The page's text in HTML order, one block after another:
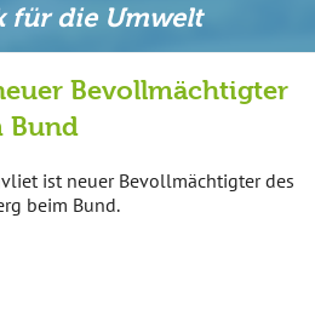
für die Umwelt
Bevollmächtigter
Bund
ist neuer Bevollmächtigter des
beim Bund.